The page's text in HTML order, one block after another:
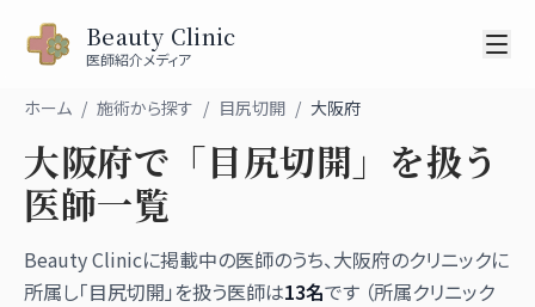
Beauty Clinic
医師紹介メディア
ホーム / 施術から探す / 目尻切開 / 大阪府
大阪府で「目尻切開 」を扱う
医師一覧
Beauty Clinicに掲載中の医師のうち、大阪府のクリニックに
所属し「目尻切開 」を扱う医師は13名です （所属クリニック